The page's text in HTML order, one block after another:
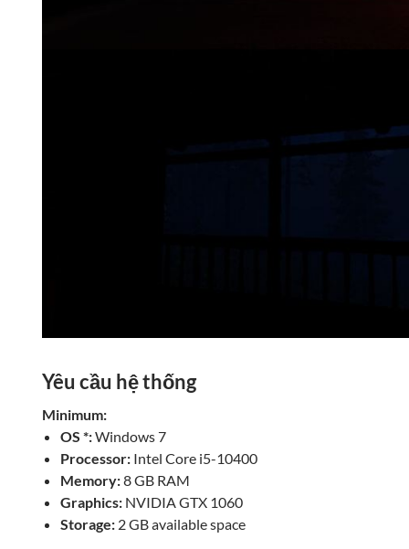
Yêu cầu hệ thống
Minimum:
OS *:Windows 7
Processor: Intel Core i5-10400
Memory:8 GB RAM
Graphics: NVIDIA GTX 1060
Storage: 2 GB available space